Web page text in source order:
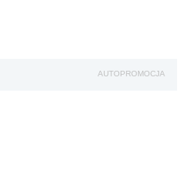
AUTOPROMOCJA